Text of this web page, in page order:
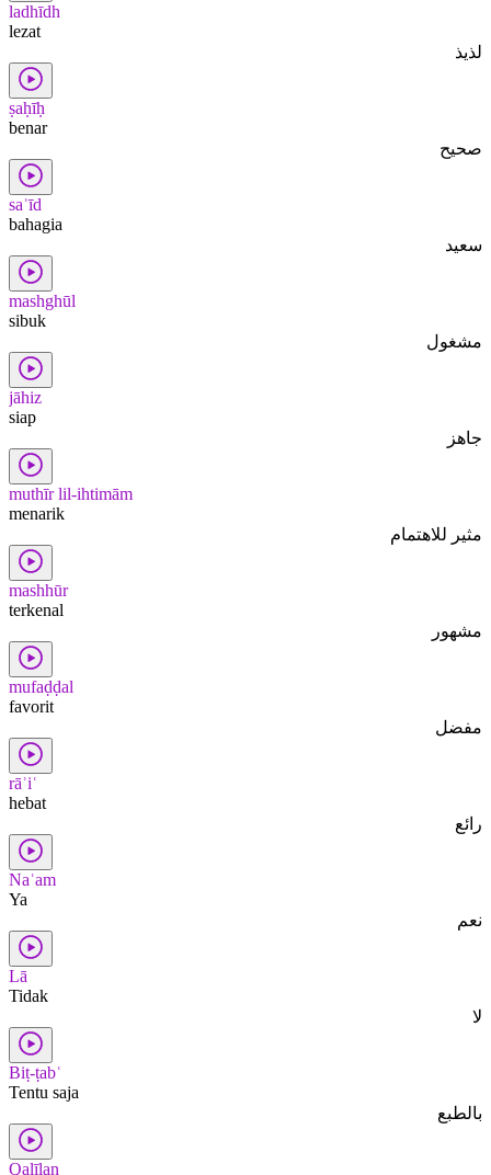
ladhīdh
lezat
لذيذ
ṣaḥīḥ
benar
صحيح
saʿīd
bahagia
سعيد
mashghūl
sibuk
مشغول
jāhiz
siap
جاهز
muthīr lil-ihtimām
menarik
مثير للاهتمام
mashhūr
terkenal
مشهور
mufaḍḍal
favorit
مفضل
rāʾiʿ
hebat
رائع
Naʿam
Ya
نعم
Lā
Tidak
لا
Biṭ-ṭabʿ
Tentu saja
بالطبع
Qalīlan